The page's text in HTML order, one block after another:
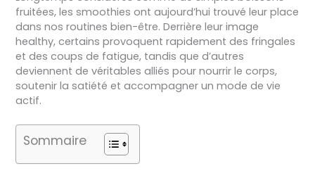
fruitées, les smoothies ont aujourd’hui trouvé leur place
dans nos routines bien-être. Derrière leur image
healthy, certains provoquent rapidement des fringales
et des coups de fatigue, tandis que d’autres
deviennent de véritables alliés pour nourrir le corps,
soutenir la satiété et accompagner un mode de vie
actif.
Sommaire